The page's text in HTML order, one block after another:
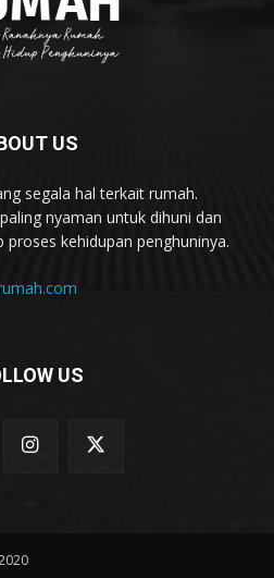
US
segala hal terkait rumah.
nyaman untuk dihuni dan
kehidupan penghuninya.
US